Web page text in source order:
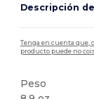
Descripción
Tenga en cuenta que,
producto puede no
Peso